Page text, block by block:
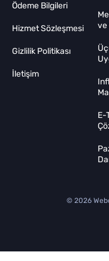
Ödeme Bilgileri
Hizmet Sözleşmesi
Gizlilik Politikası
İletişim
ve
E-
© 2026